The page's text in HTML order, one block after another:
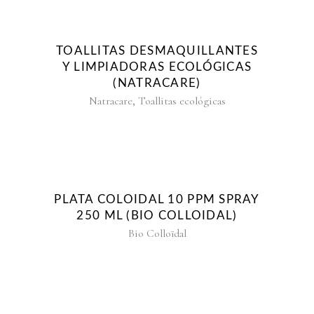
TOALLITAS DESMAQUILLANTES
Y LIMPIADORAS ECOLÓGICAS
(NATRACARE)
Natracare, Toallitas ecológicas
PLATA COLOIDAL 10 PPM SPRAY
250 ML (BIO COLLOIDAL)
Bio Colloïdal